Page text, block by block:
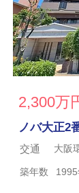
2,300万
ノバ大正2
交通 大阪
築年数 1995